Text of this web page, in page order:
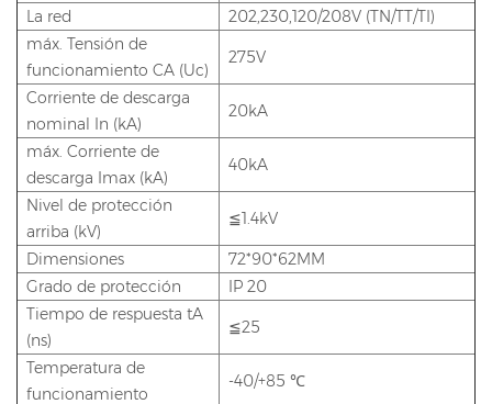
La red
202,230,120/208V (TN/TT/TI)
máx. Tensión de
funcionamiento CA (Uc)
275V
Corriente de descarga
nominal In (kA)
20kA
máx. Corriente de
descarga Imax (kA)
40kA
Nivel de protección
arriba (kV)
≦1.4kV
Dimensiones
72*90*62MM
Grado de protección
IP 20
Tiempo de respuesta tA
(ns)
≦25
Temperatura de
funcionamiento
-40/+85 ℃